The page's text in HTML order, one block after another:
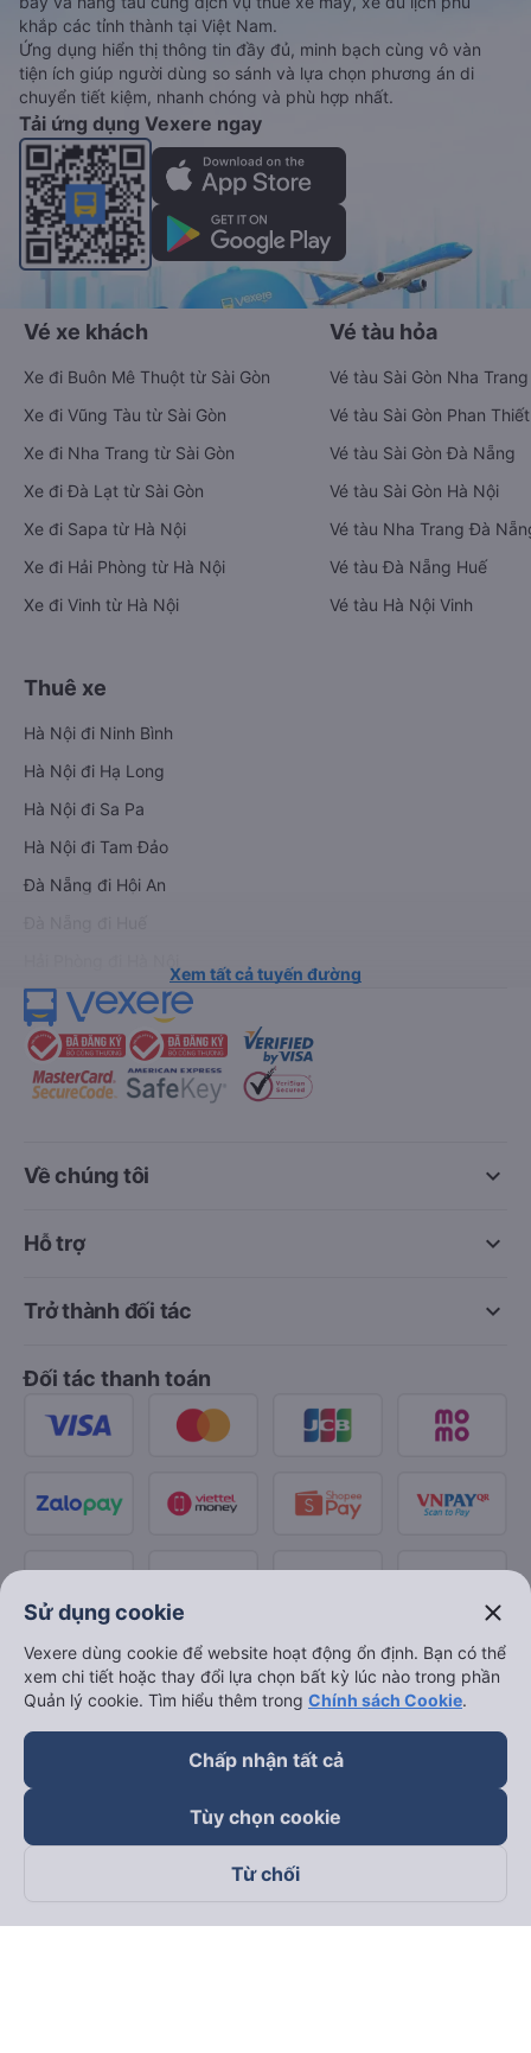
khắp các tỉnh thành tại Việt Nam.
Ứng dụng hiển thị thông tin đầy đủ, minh bạch cùng vô vàn
tiện ích giúp người dùng so sánh và lựa chọn phương án di
chuyển tiết kiệm, nhanh chóng và phù hợp nhất.
Tải ứng dụng Vexere ngay
Vé xe khách
Xe đi Buôn Mê Thuột từ Sài Gòn
Xe đi Vũng Tàu từ Sài Gòn
Xe đi Nha Trang từ Sài Gòn
Xe đi Đà Lạt từ Sài Gòn
Xe đi Sapa từ Hà Nội
Xe đi Hải Phòng từ Hà Nội
Xe đi Vinh từ Hà Nội
Vé tàu hỏa
Vé tàu Sài Gòn Nha Trang
Vé tàu Sài Gòn Phan Thiết
Vé tàu Sài Gòn Đà Nẵng
Vé tàu Sài Gòn Hà Nội
Vé tàu Nha Trang Đà
Vé tàu Đà Nẵng Huế
Vé tàu Hà Nội Vinh
Thuê xe
Hà Nội đi Ninh Bình
Hà Nội đi Hạ Long
Hà Nội đi Sa Pa
Hà Nội đi Tam Đảo
Đà Nẵng đi Hội An
Xem tất cả tuyến đường
keyboard_arrow_down
Về chúng tôi
keyboard_arrow_down
Hỗ trợ
keyboard_arrow_down
Trở thành đối tác
Đối tác thanh toán
Theo dõi chúng tôi trên
Sử dụng cookie close
Vexere dùng cookie để website hoạt động ổn định. Bạn có thể
xem chi tiết hoặc thay đổi lựa chọn bất kỳ lúc nào trong phần
Quản lý cookie. Tìm hiểu thêm trong Chính sách Cookie.
Chấp nhận tất cả
Tùy chọn cookie
Từ chối